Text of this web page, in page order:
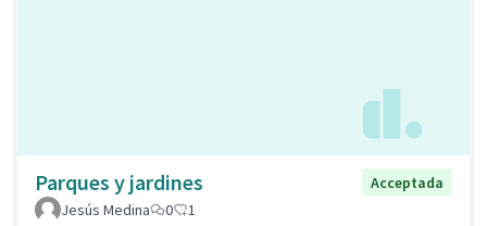
Parques y jardines
Acceptada
Jesús Medina
0 1